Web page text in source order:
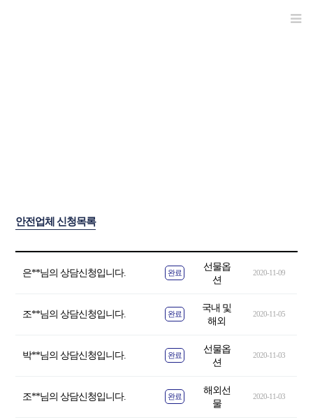
안전업체 신청목록
은**님의 상담신청입니다. 완료
선물옵
션
2020-11-09
조**님의 상담신청입니다. 완료
국내 및
해외
2020-11-05
박**님의 상담신청입니다. 완료
선물옵
션
2020-11-03
조**님의 상담신청입니다. 완료
해외선
물
2020-11-03